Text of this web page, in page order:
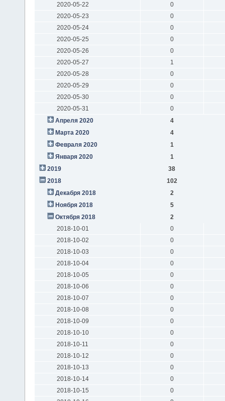
2020-05-22
0
2020-05-23
0
2020-05-24
0
2020-05-25
0
2020-05-26
0
2020-05-27
1
2020-05-28
0
2020-05-29
0
2020-05-30
0
2020-05-31
0
Апреля 2020
4
Марта 2020
4
Февраля 2020
1
Января 2020
1
2019
38
2018
102
Декабря 2018
2
Ноября 2018
5
Октября 2018
2
2018-10-01
0
2018-10-02
0
2018-10-03
0
2018-10-04
0
2018-10-05
0
2018-10-06
0
2018-10-07
0
2018-10-08
0
2018-10-09
0
2018-10-10
0
2018-10-11
0
2018-10-12
0
2018-10-13
0
2018-10-14
0
2018-10-15
0